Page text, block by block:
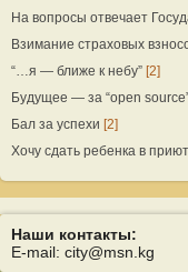
На вопросы отвечает
Взимание страховых
“…я — ближе к небу” [2]
Будущее — за “open
Бал за успехи [2]
Хочу сдать ребенка в приют
Наши контакты:
E-mail: city@msn.kg